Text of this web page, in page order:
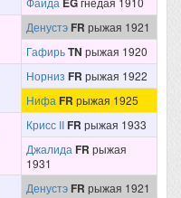
Денустэ FR рыжая 1921
ГафирьTN рыжая 1920
Норниз FR рыжая 1922
Нифа FR рыжая 1925
Крисс IIFR рыжая 1933
Джалида FR рыжая
1931
Денустэ FR рыжая 1921